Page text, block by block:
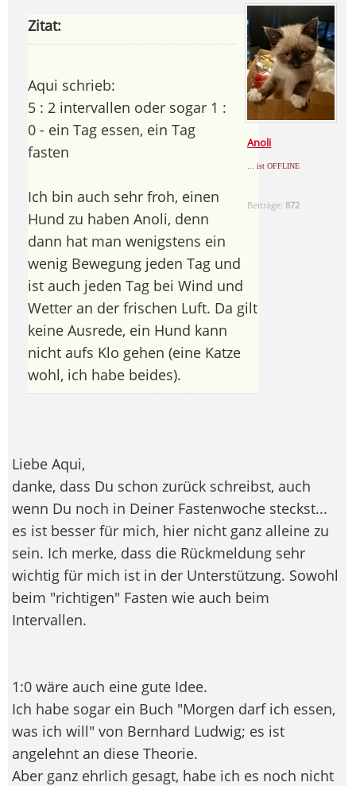
Anoli
... ist OFFLINE
Beiträge:872
Zitat:
Aqui schrieb:
5 : 2 intervallen oder sogar 1 :
0 - ein Tag essen, ein Tag
fasten
Ich bin auch sehr froh, einen
Hund zu haben Anoli, denn
dann hat man wenigstens ein
wenig Bewegung jeden Tag und
ist auch jeden Tag bei Wind und
Wetter an der frischen Luft. Da gilt
keine Ausrede, ein Hund kann
nicht aufs Klo gehen (eine Katze
wohl, ich habe beides).
Liebe Aqui,
danke, dass Du schon zurück schreibst, auch
wenn Du noch in Deiner Fastenwoche steckst...
es ist besser für mich, hier nicht ganz alleine zu
sein. Ich merke, dass die Rückmeldung sehr
wichtig für mich ist in der Unterstützung. Sowohl
beim "richtigen" Fasten wie auch beim
Intervallen.
1:0 wäre auch eine gute Idee.
Ich habe sogar ein Buch "Morgen darf ich essen,
was ich will" von Bernhard Ludwig; es ist
angelehnt an diese Theorie.
Aber ganz ehrlich gesagt, habe ich es noch nicht